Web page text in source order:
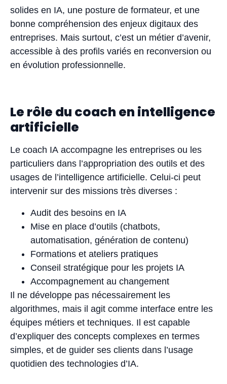
solides en IA, une posture de formateur, et une
bonne compréhension des enjeux digitaux des
entreprises. Mais surtout, c’est un métier d’avenir,
accessible à des profils variés en reconversion ou
en évolution professionnelle.
Le rôle du coach en intelligence
artificielle
Le coach IA accompagne les entreprises ou les
particuliers dans l’appropriation des outils et des
usages de l’intelligence artificielle. Celui-ci peut
intervenir sur des missions très diverses :
Audit des besoins en IA
Mise en place d’outils (chatbots,
automatisation, génération de contenu)
Formations et ateliers pratiques
Conseil stratégique pour les projets IA
Accompagnement au changement
Il ne développe pas nécessairement les
algorithmes, mais il agit comme interface entre les
équipes métiers et techniques. Il est capable
d’expliquer des concepts complexes en termes
simples, et de guider ses clients dans l’usage
quotidien des technologies d’IA.